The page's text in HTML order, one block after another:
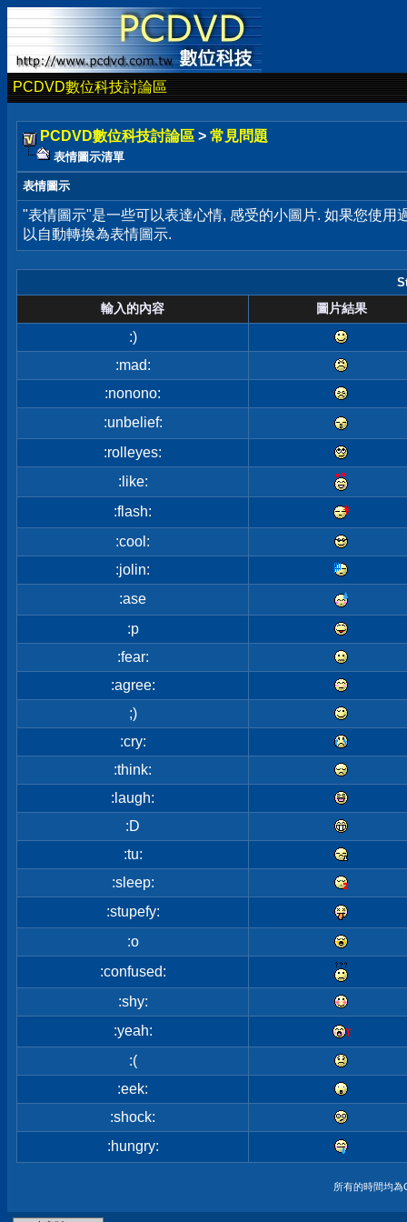
PCDVD數位科技討論區
PCDVD數位科技討論區 > 常見問題
表情圖示清單
表情圖示
"表情圖示"是一些可以表達心情, 感受的小圖片. 如果您使
以自動轉換為表情圖示.
輸入的內容 圖片結果
:)
:mad:
:nonono:
:unbelief:
:rolleyes:
:like:
:flash:
:cool:
:jolin:
:ase
:p
:fear:
:agree:
;)
:cry:
:think:
:laugh:
:D
:tu:
:sleep:
:stupefy:
:o
:confused:
:shy:
:yeah:
:(
:eek:
:shock:
:hungry:
所有的時間均為